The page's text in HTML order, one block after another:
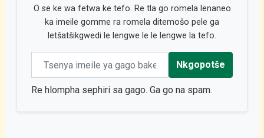
O se ke wa fetwa ke tefo. Re tla go romela lenaneo
ka imeile gomme ra romela ditemošo pele ga
letšatšikgwedi le lengwe le le lengwe la tefo.
Email address
Nkgopotše
Re hlompha sephiri sa gago. Ga go na spam.